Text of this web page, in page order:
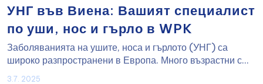
УНГ във Виена: Вашият специалист
по уши, нос и гърло в WPK
Заболяванията на ушите, носа и гърлото (УНГ) са
широко разпространени в Европа. Много възрастни с...
3.7. 2025